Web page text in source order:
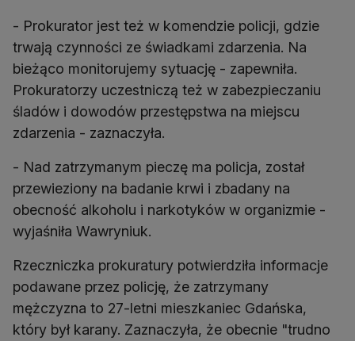
- Prokurator jest też w komendzie policji, gdzie
trwają czynności ze świadkami zdarzenia. Na
bieżąco monitorujemy sytuację - zapewniła.
Prokuratorzy uczestniczą też w zabezpieczaniu
śladów i dowodów przestępstwa na miejscu
zdarzenia - zaznaczyła.
- Nad zatrzymanym pieczę ma policja, został
przewieziony na badanie krwi i zbadany na
obecność alkoholu i narkotyków w organizmie -
wyjaśniła Wawryniuk.
Rzeczniczka prokuratury potwierdziła informacje
podawane przez policję, że zatrzymany
mężczyzna to 27-letni mieszkaniec Gdańska,
który był karany. Zaznaczyła, że obecnie "trudno